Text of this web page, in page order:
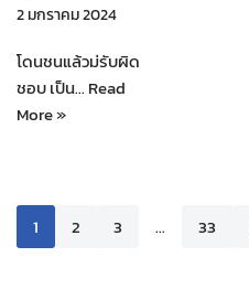
2 มกราคม 2024
โดนชนแล้วม่รับผิด
ชอบ เป็น… Read
More »
1 2 3 … 33